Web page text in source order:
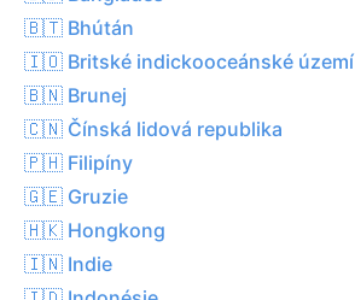
🇧🇹 Bhútán
🇮🇴 Britské indickooceánské území
🇧🇳 Brunej
🇨🇳 Čínská lidová republika
🇵🇭 Filipíny
🇬🇪 Gruzie
🇭🇰 Hongkong
🇮🇳 Indie